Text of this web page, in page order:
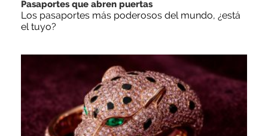
Pasaportes que abren puertas
Los pasaportes más poderosos del mundo, ¿está
el tuyo?